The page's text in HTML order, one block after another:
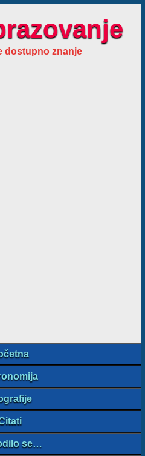
dostupno znanje
se…